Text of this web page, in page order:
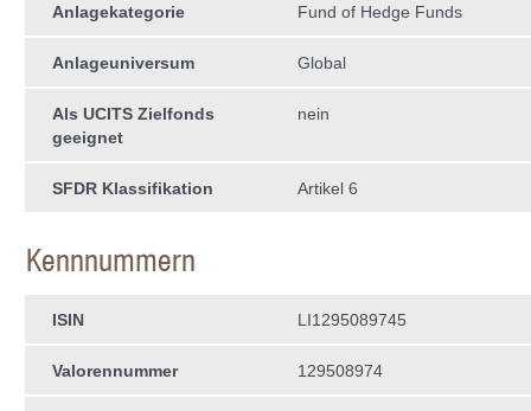
Anlagekategorie Fund of Hedge Funds
Anlageuniversum Global
Als UCITS Zielfonds
geeignet
nein
SFDR Klassifikation Artikel 6
Kennnummern
ISIN LI1295089745
Valorennummer 129508974